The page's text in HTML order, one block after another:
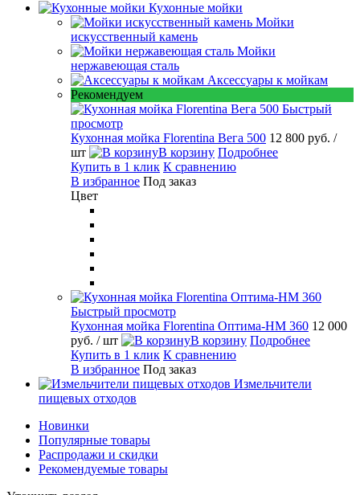
Кухонные мойки
Мойки
искусственный камень
Мойки
нержавеющая сталь
Аксессуары к мойкам
Рекомендуем
Быстрый
просмотр
Кухонная мойка Florentina Вега 500 12 800 руб. /
шт
В корзину Подробнее
Купить в 1 клик К сравнению
В избранное Под заказ
Цвет
Быстрый просмотр
Кухонная мойка Florentina Оптима-HM 360 12 000
руб. / шт В корзину Подробнее
Купить в 1 клик К сравнению
В избранное Под заказ
Измельчители
пищевых отходов
Новинки
Популярные товары
Распродажи и скидки
Рекомендуемые товары